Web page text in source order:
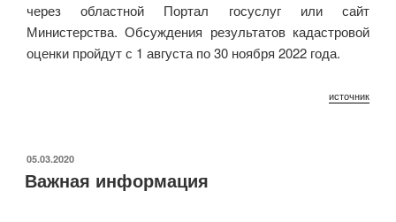
через областной Портал госуслуг или сайт
Министерства. Обсуждения результатов кадастровой
оценки пройдут с 1 августа по 30 ноября 2022 года.
источник
ОПУБЛИКОВАНО
05.03.2020
Важная информация